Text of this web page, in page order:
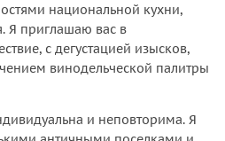
национальной кухни,
Я приглашаю вас в
с дегустацией изысков,
винодельческой палитры
и неповторима. Я